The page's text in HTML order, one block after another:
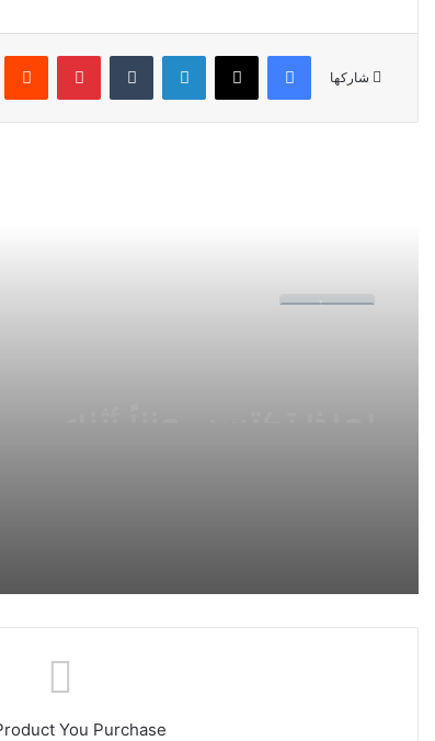
شاركها
فيسبوك لينكدإن بينتيريست
في نظام غذائي نباتي
You Purchase